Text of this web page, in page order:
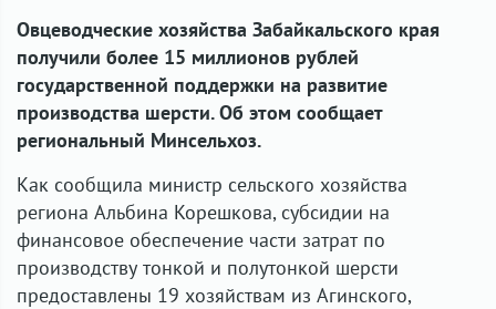
Овцеводческие хозяйства Забайкальского края
получили более 15 миллионов рублей
государственной поддержки на развитие
производства шерсти. Об этом сообщает
региональный Минсельхоз.
Как сообщила министр сельского хозяйства
региона Альбина Корешкова, субсидии на
финансовое обеспечение части затрат по
производству тонкой и полутонкой шерсти
предоставлены 19 хозяйствам из Агинского,